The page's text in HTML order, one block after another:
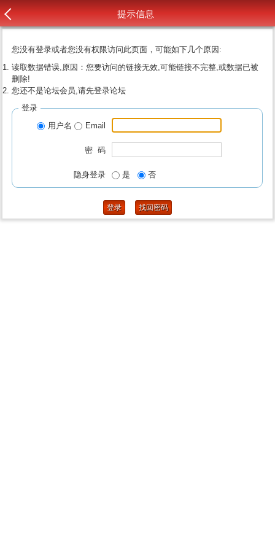
提示信息
您没有登录或者您没有权限访问此页面，可能如下几个原因:
读取数据错误,原因：您要访问的链接无效,可能链接不完整,或数据已被
删除!
您还不是论坛会员,请先登录论坛
登录
用户名
Email
密 码
隐身登录 是 否